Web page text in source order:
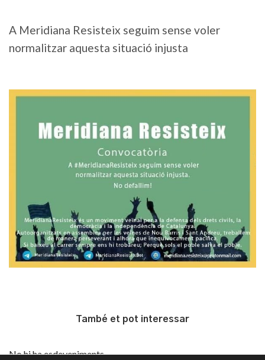
A Meridiana Resisteix seguim sense voler
normalitzar aquesta situació injusta
També et pot interessar
No hi ha esdeveniments